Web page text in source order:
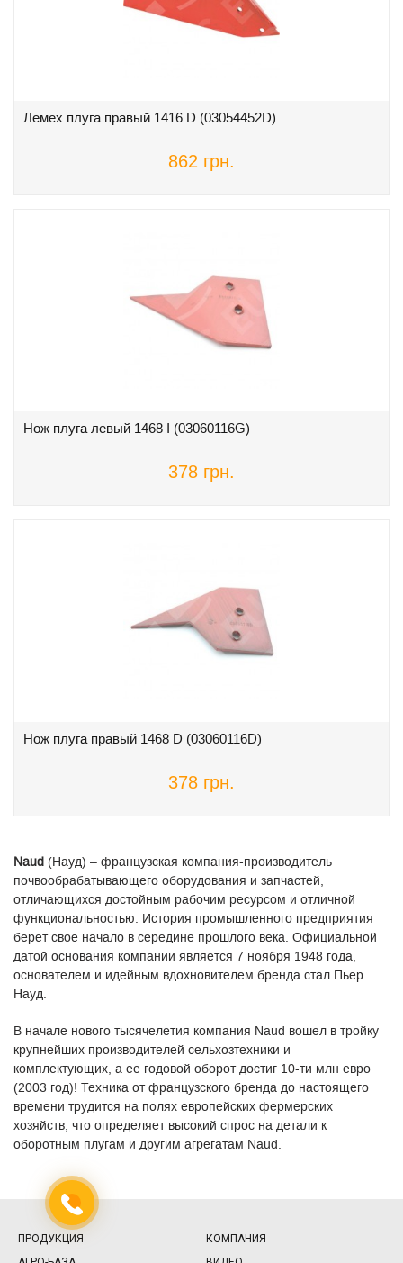
Лемех плуга правый 1416 D (03054452D)
862 грн.
Нож плуга левый 1468 I (03060116G)
378 грн.
Нож плуга правый 1468 D (03060116D)
378 грн.
Naud (Науд) – французская компания-производитель
почвообрабатывающего оборудования и запчастей,
отличающихся достойным рабочим ресурсом и отличной
функциональностью. История промышленного предприятия
берет свое начало в середине прошлого века. Официальной
датой основания компании является 7 ноября 1948 года,
основателем и идейным вдохновителем бренда стал Пьер
Науд.
В начале нового тысячелетия компания Naud вошел в тройку
крупнейших производителей сельхозтехники и
комплектующих, а ее годовой оборот достиг 10-ти млн евро
(2003 год)! Техника от французского бренда до настоящего
времени трудится на полях европейских фермерских
хозяйств, что определяет высокий спрос на детали к
оборотным плугам и другим агрегатам Naud.
ПРОДУКЦИЯ
КОМПАНИЯ